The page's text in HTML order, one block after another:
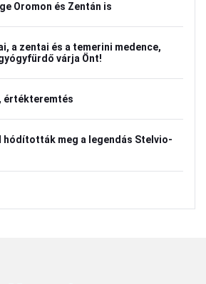
Oromon és Zentán is
a zentai és a temerini medence,
várja Önt!
értékteremtés
meg a legendás Stelvio-